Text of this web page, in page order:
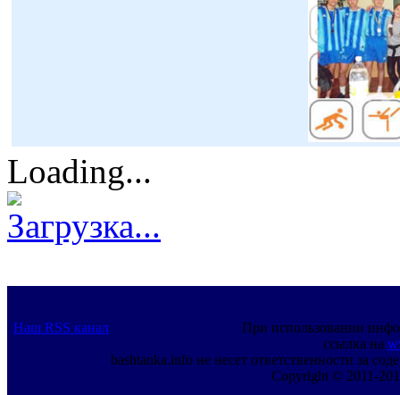
Loading...
Загрузка...
Наш RSS канал
При использовании
ссылка на
bashtanka.info не несет ответственности за
Copyright © 2011-